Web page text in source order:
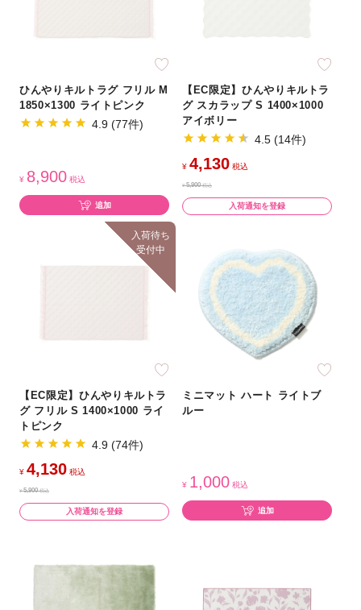
ひんやりキルトラグ フリル M
1850×1300 ライトピンク
4.9 (77件)
¥ 8,900 税込
追加
【EC限定】ひんやりキルトラ
グ スカラップ S 1400×1000
アイボリー
4.5 (14件)
¥ 4,130 税込
¥5,900税込
入荷通知を登録
入荷待ち
受付中
【EC限定】ひんやりキルトラ
グ フリル S 1400×1000 ライ
トピンク
4.9 (74件)
¥ 4,130 税込
¥5,900税込
入荷通知を登録
ミニマット ハート ライトブ
ルー
¥ 1,000 税込
追加